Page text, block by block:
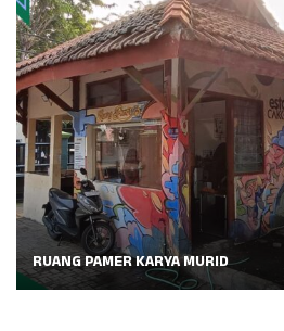
RUANG PAMER KARYA MURID